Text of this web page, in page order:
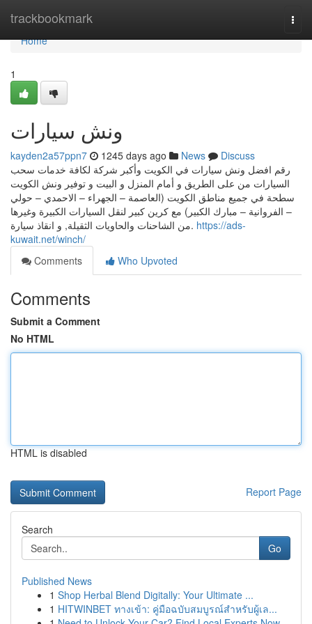
trackbookmark
Home
Home
1
ونش سيارات
kayden2a57ppn7 1245 days ago News
Discuss
رقم افضل ونش سيارات في الكويت وأكبر شركة لكافة خدمات سحب
السيارات من على الطريق و أمام المنزل و البيت و توفير ونش الكويت
سطحة في جميع مناطق الكويت (العاصمة – الجهراء – الاحمدي – حولي
– الفروانية – مبارك الكبير) مع كرين كبير لنقل السيارات الكبيرة وغيرها
من الشاحنات والحاويات الثقيلة, و انقاذ سيارة. https://ads-
kuwait.net/winch/
Comments
Who Upvoted
Comments
Submit a Comment
No HTML
HTML is disabled
Report Page
Search
Go
Published News
1 Shop Herbal Blend Digitally: Your Ultimate ...
1 HITWINBET ทางเข้า: คู่มือฉบับสมบูรณ์สำหรับผู้เล...